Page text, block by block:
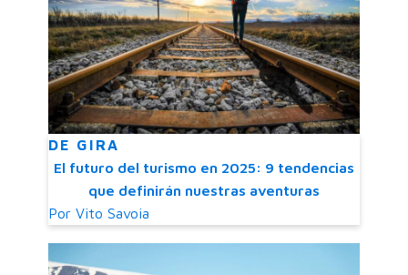
DE GIRA
El futuro del turismo en 2025: 9 tendencias
que definirán nuestras aventuras
Por Vito Savoia